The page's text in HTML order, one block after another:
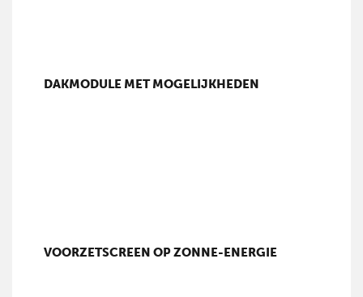
DAKMODULE MET MOGELIJKHEDEN
VOORZETSCREEN OP ZONNE-ENERGIE